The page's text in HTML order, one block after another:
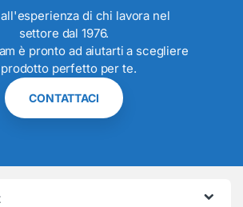
di chi lavora nel
settore dal 1976.
è pronto ad aiutarti a scegliere
perfetto per te.
CONTATTACI